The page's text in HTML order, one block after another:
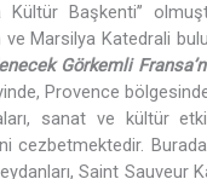
Başkenti’’
Marsilya Katedrali
Görkemli
Provence
sanat ve kültür
Saint Sauveur